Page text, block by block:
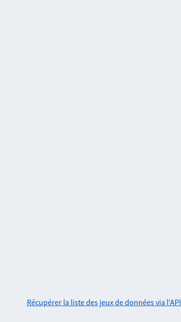
Récupérer la liste des jeux de données via l'API